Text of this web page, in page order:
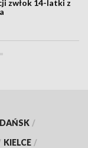
zwłok 14-latki z
/
KIELCE /